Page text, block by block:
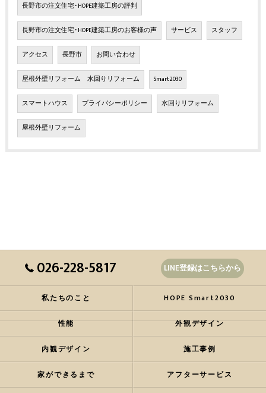
長野市の注文住宅･HOPE建築工房の評判
長野市の注文住宅･HOPE建築工房のお客様の声 サービス スタッフ
アクセス 長野市 お問い合わせ
屋根外壁リフォーム 水回りリフォーム Smart2030
スマートハウス プライバシーポリシー 水回りリフォーム
屋根外壁リフォーム
026-228-5817 LINE登録はこちらから
私たちのこと HOPE Smart2030
性能 外観デザイン
内観デザイン 施工事例
家ができるまで アフターサービス